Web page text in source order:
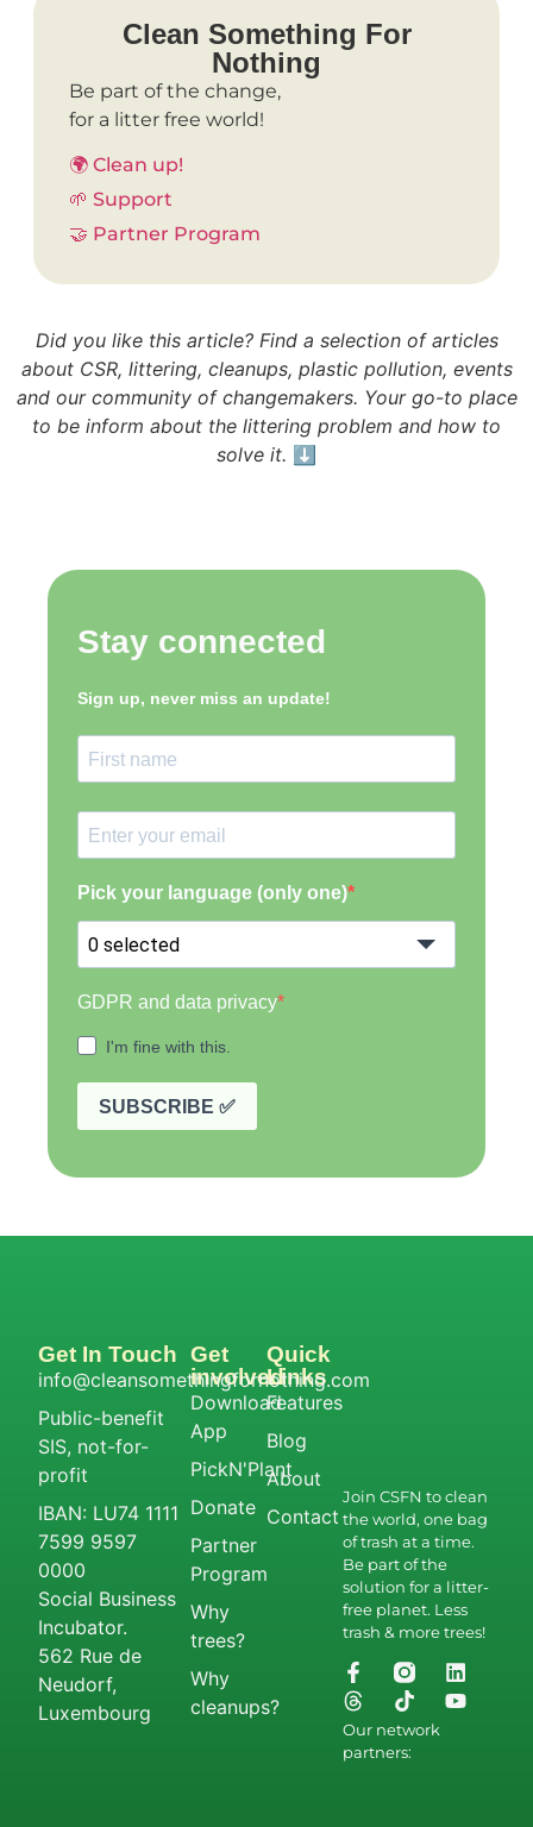
Clean Something For
Nothing
Be part of the change,
for a litter free world!
🌍 Clean up!
🌱 Support
🤝 Partner Program
Did you like this article? Find a selection of articles
about CSR, littering, cleanups, plastic pollution, events
and our community of changemakers. Your go-to place
to be inform about the littering problem and how to
solve it. ⬇️
Join CSFN to clean
the world, one bag
of trash at a time.
Be part of the
solution for a litter-
free planet. Less
trash & more trees!
Our network
partners:
Get
involved
Download
App
PickN'Plant
Donate
Partner
Program
Why
trees?
Why
cleanups?
Quick
Links
Features
Blog
About
Contact
Get In Touch
info@cleansomethingfornothing.com
Public-benefit
SIS, not-for-
profit
IBAN: LU74 1111
7599 9597
0000
Social Business
Incubator.
562 Rue de
Neudorf,
Luxembourg